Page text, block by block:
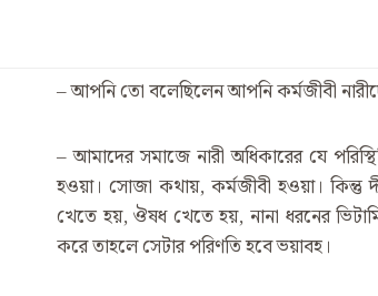
– আপনি তো বলেছিলেন আপনি কর্মজীবী
– আমাদের সমাজে নারী অধিকারের যে
হওয়া। সোজা কথায়, কর্মজীবী হওয়া। কিন্তু
খেতে হয়, ঔষধ খেতে হয়, নানা ধরনের
করে তাহলে সেটার পরিণতি হবে ভয়াবহ।